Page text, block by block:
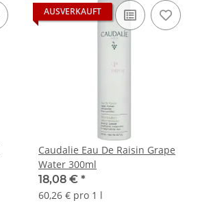
AUSVERKAUFT
Caudalie Eau De Raisin Grape
Water 300ml
18,08 € *
60,26 € pro 1 l